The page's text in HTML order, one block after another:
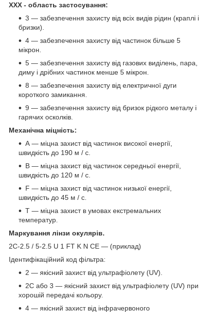
ХХХ - область застосування:
3 — забезпечення захисту від всіх видів рідин (краплі і
бризки).
4 — забезпечення захисту від частинок більше 5
мікрон.
5 — забезпечення захисту від газових виділень, пара,
диму і дрібних частинок менше 5 мікрон.
8 — забезпечення захисту від електричної дуги
короткого замикання.
9 — забезпечення захисту від бризок рідкого металу і
гарячих осколків.
Механічна міцність:
А — міцна захист від частинок високої енергії,
швидкість до 190 м / с.
В — міцна захист від частинок середньої енергії,
швидкість до 120 м / с.
F — міцна захист від частинок низької енергії,
швидкість до 45 м / с.
Т — міцна захист в умовах екстремальних
температур.
Маркування лінзи окулярів.
2C-2.5 / 5-2.5 U 1 FT K N CE — (приклад)
Ідентифікаційний код фільтра:
2 — якісний захист від ультрафіолету (UV).
2С або 3 — якісний захист від ультрафіолету (UV) при
хорошій передачі кольору.
4 — якісний захист від інфрачервоного